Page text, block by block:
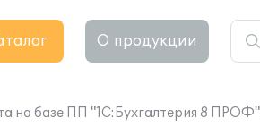
О продукции
на базе ПП "1С:Бухгалтерия 8